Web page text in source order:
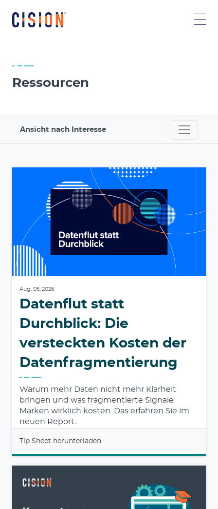
Ressourcen
Ansicht nach Interesse
Aug. 05, 2026
Datenflut statt
Durchblick: Die
versteckten Kosten der
Datenfragmentierung
Warum mehr Daten nicht mehr Klarheit
bringen und was fragmentierte Signale
Marken wirklich kosten. Das erfahren Sie im
neuen Report..
Tip Sheet herunterladen